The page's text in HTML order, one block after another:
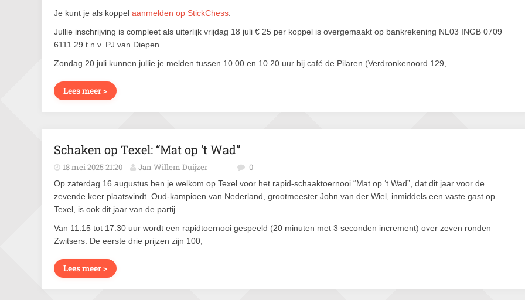
Je kunt je als koppel aanmelden op StickChess
Jullie inschrijving is compleet als uiterlijk vrijdag 18 juli € 25 per koppel is overgemaakt op bankrekening NL03 INGB 0709
6111 29 t.n.v. PJ van Diepen.
Zondag 20 juli kunnen jullie je melden tussen 10.00 en 10.20 uur bij café de Pilaren (Verdronkenoord 129,
Lees meer >
Schaken op Texel: “Mat op ‘t Wad”
18 mei 2025 21:20 Jan Willem Duijzer 0
Op zaterdag 16 augustus ben je welkom op Texel voor het rapid-schaaktoernooi “Mat op ‘t Wad”, dat dit jaar voor de
zevende keer plaatsvindt. Oud-kampioen van Nederland, grootmeester John van der Wiel, inmiddels een vaste gast op
Texel, is ook dit jaar van de partij.
Van 11.15 tot 17.30 uur wordt een rapidtoernooi gespeeld (20 minuten met 3 seconden increment) over zeven ronden
Zwitsers. De eerste drie prijzen zijn 100,
Lees meer >